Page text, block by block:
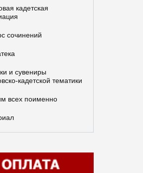
кадетская
сочинений
и сувениры
кадетской тематики
всех поименно